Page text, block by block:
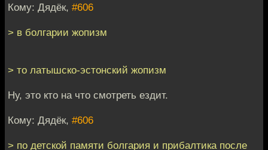
Кому: Дядёк, #606
> в болгарии жопизм
> то латышско-эстонский жопизм
Ну, это кто на что смотреть ездит.
Кому: Дядёк, #606
> по детской памяти болгария и прибалтика после